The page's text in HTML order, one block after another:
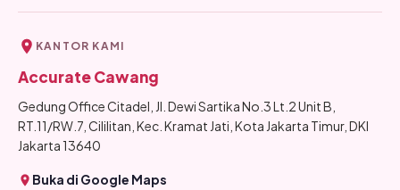
KANTOR KAMI
Accurate Cawang
Gedung Office Citadel, Jl. Dewi Sartika No.3 Lt.2 Unit B,
RT.11/RW.7, Cililitan, Kec. Kramat Jati, Kota Jakarta Timur, DKI
Jakarta 13640
Buka di Google Maps